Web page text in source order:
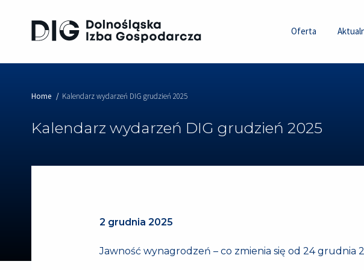
Oferta
Home Kalendarz wydarzeń DIG grudzień 2025
Kalendarz wydarzeń DIG grudzień 2025
2 grudnia 2025
Jawność wynagrodzeń – co zmienia się od 24 grudnia